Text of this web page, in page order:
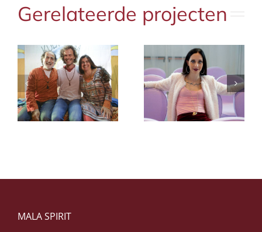
Gerelateerde projecten
Chiara Karse
Carsenzola
Dustin Thomas
MALA SPIRIT